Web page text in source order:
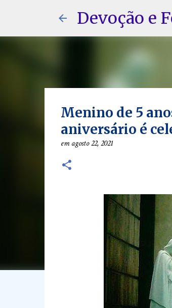
Devoção e
Menino de 5
aniversário é
emagosto 22, 2021